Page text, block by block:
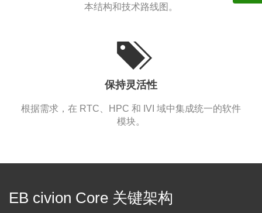
本结构和技术路线图。
保持灵活性
根据需求，在 RTC、HPC 和 IVI 域中集成统一的软件
模块。
EB civion Core 关键架构